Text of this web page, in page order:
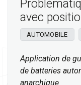
avec
AUTOMOBILE
Application de
de batteries
anarchique